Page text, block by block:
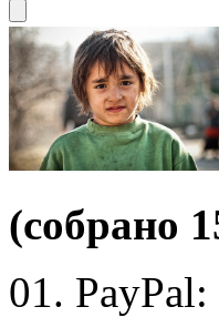
(собрано
01. PayPal: